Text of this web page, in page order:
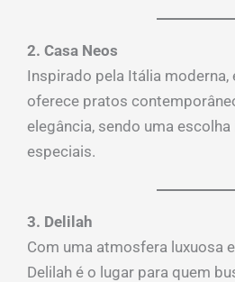
2. Casa Neos
Inspirado pela Itália moderna,
oferece pratos
elegância, sendo uma
especiais.
3. Delilah
Com uma atmosfera luxuosa
Delilah é o lugar para quem